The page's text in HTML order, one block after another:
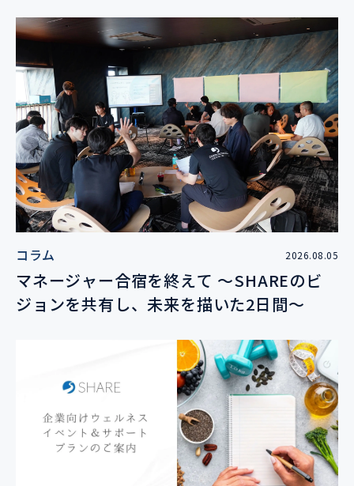
コラム 2026.08.05
マネージャー合宿を終えて 〜SHAREのビ
ジョンを共有し、未来を描いた2日間〜